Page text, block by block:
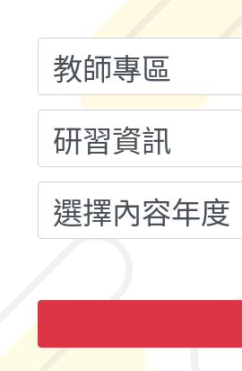
融平台-教
115學年度
計畫子計畫
小時認證研
115年度「
義教育推展